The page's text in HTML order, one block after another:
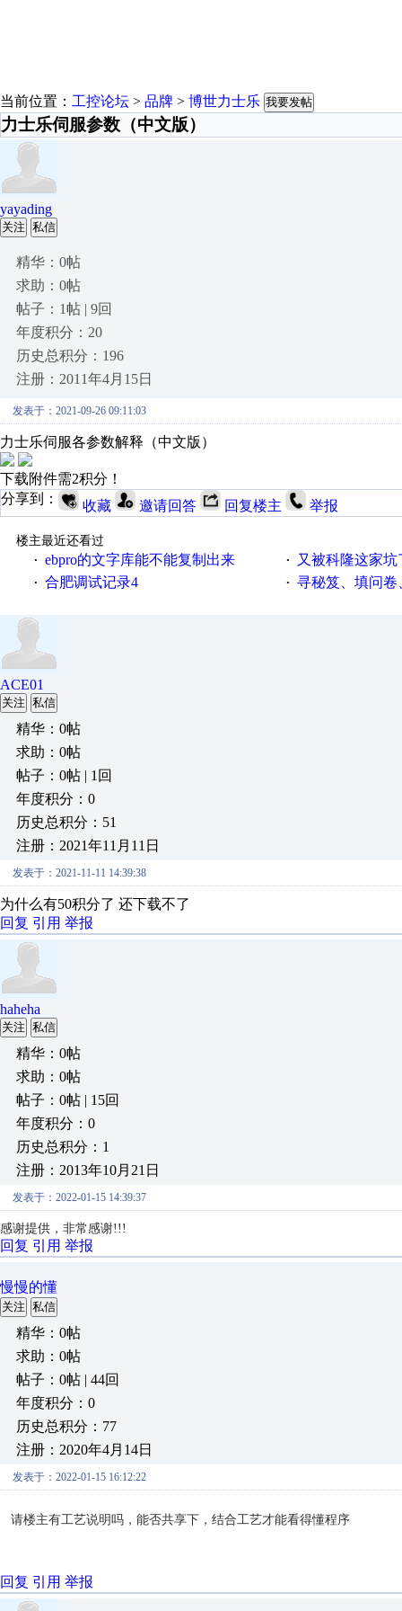
当前位置： 工控论坛 > 品牌 > 博世力士乐 我要发帖
力士乐伺服参数（中文版）
yayading
关注 私信
精华：0帖
求助：0帖
帖子：1帖 | 9回
年度积分：20
历史总积分：196
注册：2011年4月15日
发表于：2021-09-26 09:11:03
力士乐伺服各参数解释（中文版）
下载附件需2积分！
分享到：
收藏 邀请回答 回复楼主 举报
楼主最近还看过
· ebpro的文字库能不能复制出来 · 又被科隆这家坑
· 合肥调试记录4 · 寻秘笈、填问卷
ACE01
关注 私信
精华：0帖
求助：0帖
帖子：0帖 | 1回
年度积分：0
历史总积分：51
注册：2021年11月11日
发表于：2021-11-11 14:39:38
为什么有50积分了 还下载不了
回复 引用 举报
haheha
关注 私信
精华：0帖
求助：0帖
帖子：0帖 | 15回
年度积分：0
历史总积分：1
注册：2013年10月21日
发表于：2022-01-15 14:39:37
感谢提供，非常感谢!!!
回复 引用 举报
慢慢的懂
关注 私信
精华：0帖
求助：0帖
帖子：0帖 | 44回
年度积分：0
历史总积分：77
注册：2020年4月14日
发表于：2022-01-15 16:12:22
请楼主有工艺说明吗，能否共享下，结合工艺才能看得懂程序
回复 引用 举报